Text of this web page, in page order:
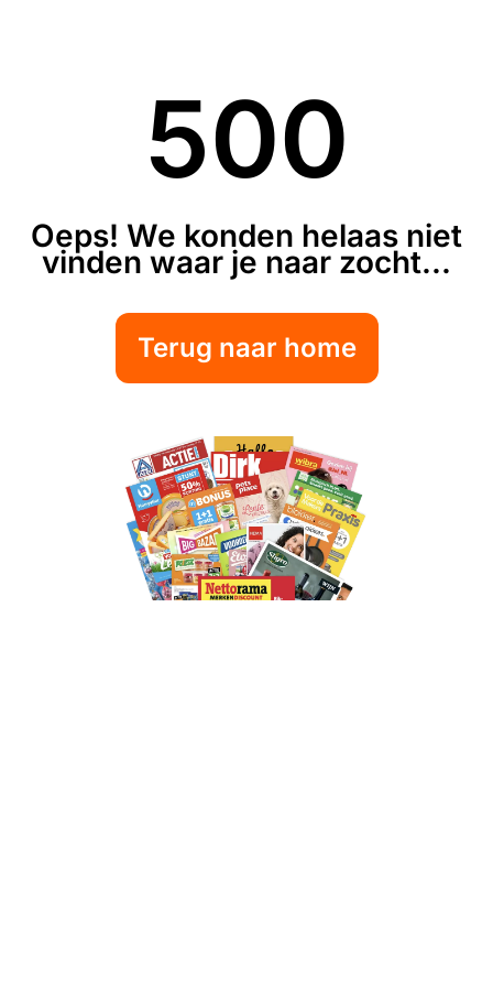
500
Oeps! We konden helaas niet
vinden waar je naar zocht...
Terug naar home